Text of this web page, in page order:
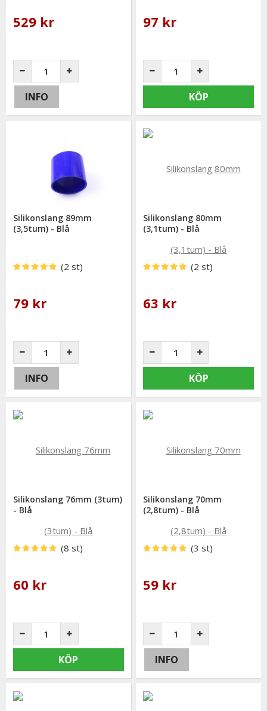
529 kr
INFO
97 kr
KÖP
Silikonslang 89mm
(3,5tum) - Blå
(2 st)
79 kr
INFO
Silikonslang 80mm
(3,1tum) - Blå
(2 st)
63 kr
KÖP
Silikonslang 76mm (3tum)
- Blå
(8 st)
60 kr
KÖP
Silikonslang 70mm
(2,8tum) - Blå
(3 st)
59 kr
INFO